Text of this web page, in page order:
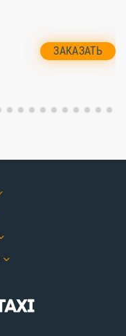
ЗАКАЗАТЬ